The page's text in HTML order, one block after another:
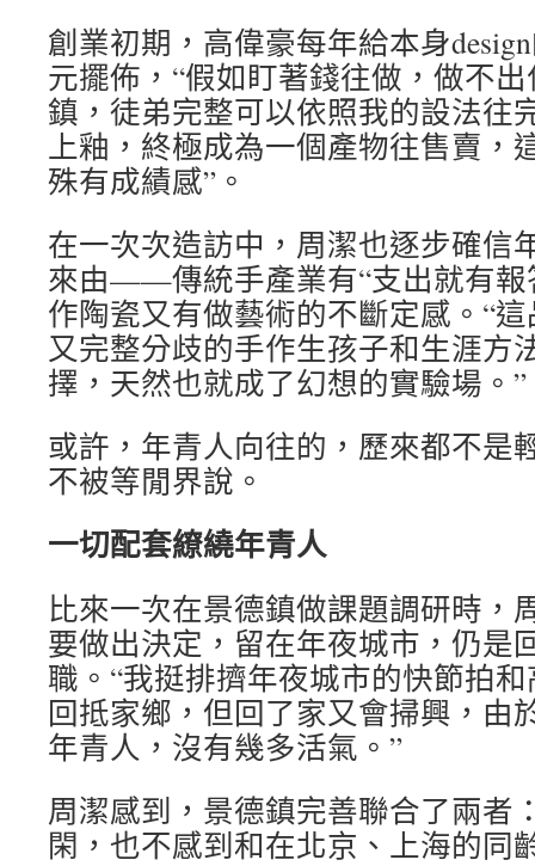
創業初期，高偉豪每年給本身
元擺佈，“假如盯著錢往做，做不
鎮，徒弟完整可以依照我的設法往
上釉，終極成為一個產物往售賣，
殊有成績感”。
在一次次造訪中，周潔也逐步確信
來由——傳統手產業有“支出就有報
作陶瓷又有做藝術的不斷定感。“
又完整分歧的手作生孩子和生涯方
擇，天然也就成了幻想的實驗場。”
或許，年青人向往的，歷來都不是
不被等閒界說。
一切配套繚繞年青人
比來一次在景德鎮做課題調研時，
要做出決定，留在年夜城市，仍是
職。“我挺排擠年夜城市的快節拍
回抵家鄉，但回了家又會掃興，由
年青人，沒有幾多活氣。”
周潔感到，景德鎮完善聯合了兩者
閑，也不感到和在北京、上海的同